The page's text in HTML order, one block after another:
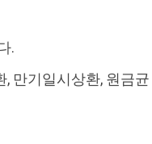
.
만기일시상환, 원금균